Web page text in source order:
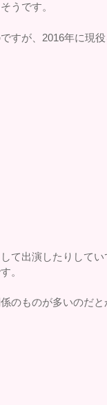
うです。
すが、2016年に現
て出演したりしてい
。
のものが多いのだと